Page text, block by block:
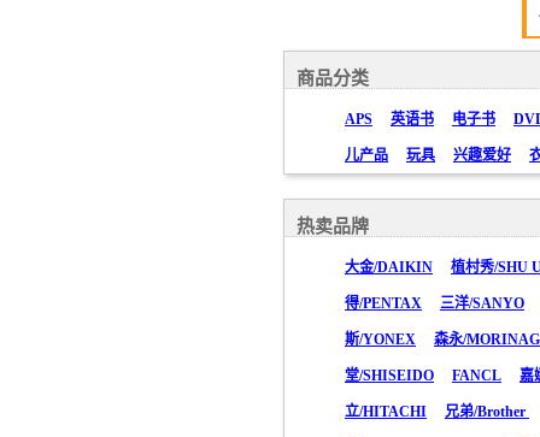
商品分类
APS 英语书 电子书
儿产品 玩具 兴趣爱好
热卖品牌
大金/DAIKIN 植村秀/SHU
得/PENTAX 三洋/SANYO
斯/YONEX 森永/
堂/SHISEIDO FANCL 嘉
立/HITACHI 兄弟/Brother